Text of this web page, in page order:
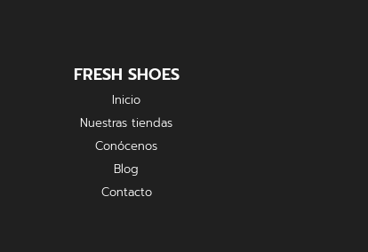
FRESH SHOES
Inicio
Nuestras tiendas
Conócenos
Blog
Contacto